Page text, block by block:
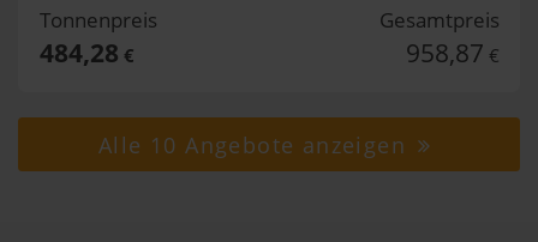
Tonnenpreis
484,28 €
Gesamtpreis
958,87 €
Alle 10 Angebote anzeigen